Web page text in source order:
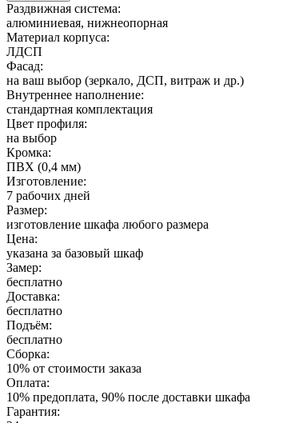
Раздвижная система:
алюминиевая, нижнеопорная
Материал корпуса:
ЛДСП
Фасад:
на ваш выбор (зеркало, ДСП, витраж и др.)
Внутреннее наполнение:
стандартная комплектация
Цвет профиля:
на выбор
Кромка:
ПВХ (0,4 мм)
Изготовление:
7 рабочих дней
Размер:
изготовление шкафа любого размера
Цена:
указана за базовый шкаф
Замер:
бесплатно
Доставка:
бесплатно
Подъём:
бесплатно
Сборка:
10% от стоимости заказа
Оплата:
10% предоплата, 90% после доставки шкафа
Гарантия: